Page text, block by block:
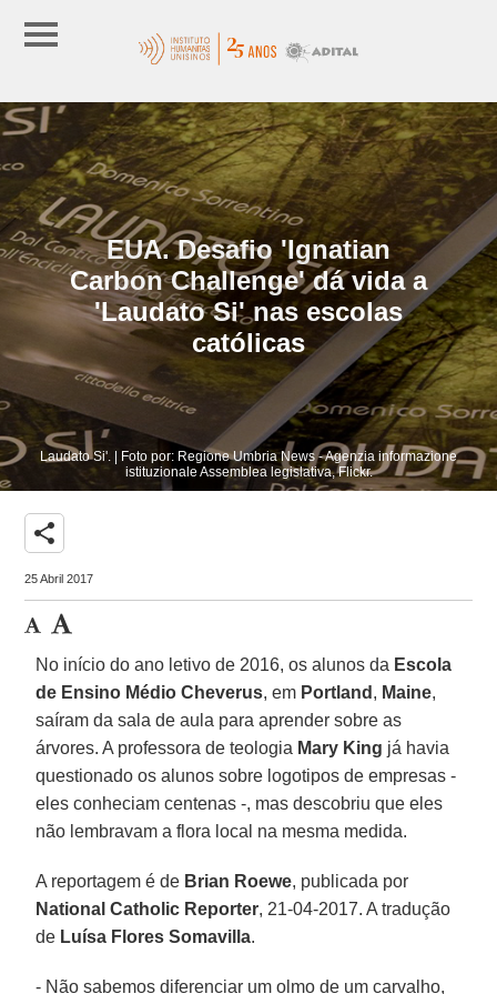
EUA. Desafio 'Ignatian
Carbon Challenge' dá vida a
'Laudato Si' nas escolas
católicas
Laudato Si'. | Foto por: Regione Umbria News - Agenzia informazione
istituzionale Assemblea legislativa, Flickr.
share
25 Abril 2017
No início do ano letivo de 2016, os alunos da Escola
de Ensino Médio Cheverus, em Portland , Maine,
saíram da sala de aula para aprender sobre as
árvores. A professora de teologia Mary King já havia
questionado os alunos sobre logotipos de empresas -
eles conheciam centenas -, mas descobriu que eles
não lembravam a flora local na mesma medida.
A reportagem é de Brian Roewe, publicada por
National Catholic Reporter, 21-04-2017. A tradução
de Luísa Flores Somavilla.
- Não sabemos diferenciar um olmo de um carvalho,